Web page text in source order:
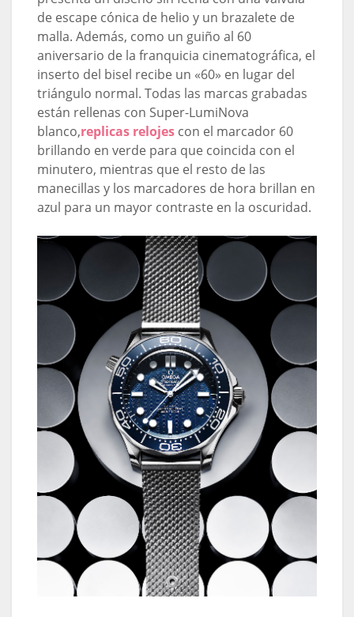
de escape cónica de helio y un brazalete de
malla. Además, como un guiño al 60
aniversario de la franquicia cinematográfica, el
inserto del bisel recibe un «60» en lugar del
triángulo normal. Todas las marcas grabadas
están rellenas con Super-LumiNova
blanco,replicas relojescon el marcador 60
brillando en verde para que coincida con el
minutero, mientras que el resto de las
manecillas y los marcadores de hora brillan en
azul para un mayor contraste en la oscuridad.